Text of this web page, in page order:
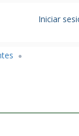
de
Iniciar